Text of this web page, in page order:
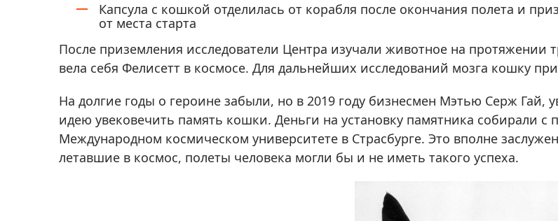
Капсула с кошкой отделилась от корабля после окончания полета и
от места старта
После приземления исследователи Центра изучали животное на протяжении
вела себя Фелисетт в космосе. Для дальнейших исследований мозга кошку
На долгие годы о героине забыли, но в 2019 году бизнесмен Мэтью Серж
идею увековечить память кошки. Деньги на установку памятника собирали
Международном космическом университете в Страсбурге. Это вполне
летавшие в космос, полеты человека могли бы и не иметь такого успеха.